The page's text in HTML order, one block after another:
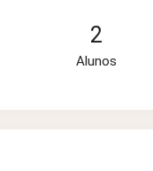
2
Alunos